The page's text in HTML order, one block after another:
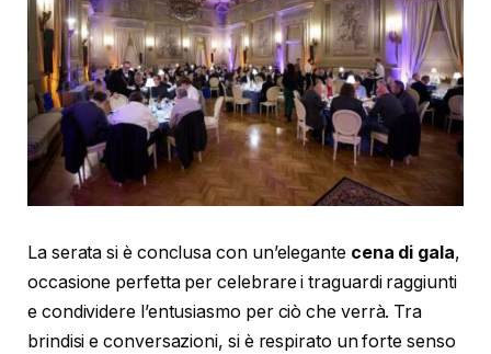
La serata si è conclusa con un’elegante cena di gala,
occasione perfetta per celebrare i traguardi raggiunti
e condividere l’entusiasmo per ciò che verrà. Tra
brindisi e conversazioni, si è respirato un forte senso